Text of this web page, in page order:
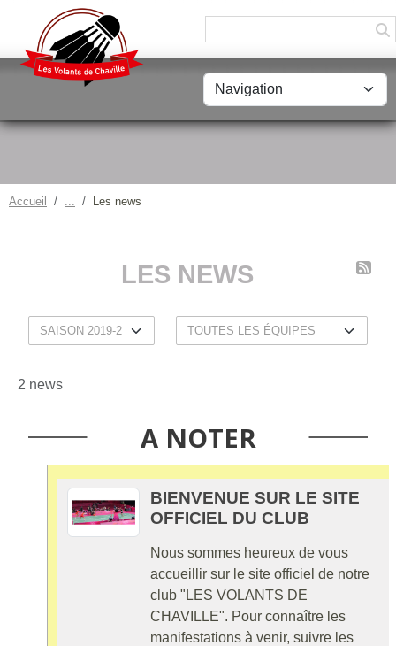
Accueil Les news
LES NEWS
2 news
A NOTER
BIENVENUE SUR LE SITE
OFFICIEL DU CLUB
Nous sommes heureux de vous
accueillir sur le site officiel de notre
club "LES VOLANTS DE
CHAVILLE". Pour connaître les
manifestations à venir, suivre les
Panneau de gestion des cookies